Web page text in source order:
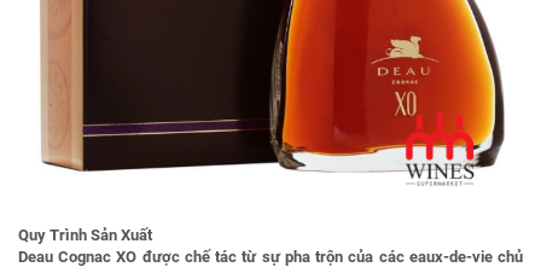
Quy Trình Sản Xuất
Deau Cognac XO được chế tác từ sự pha trộn của các eaux-de-vie chủ